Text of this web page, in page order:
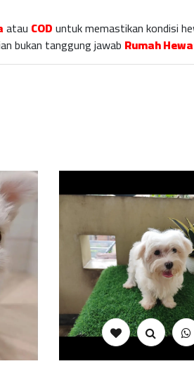
atau CODuntuk memastikan kondisi
bukan tanggung jawab Rumah